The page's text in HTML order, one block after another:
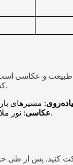
و عکاسی
کشف کنید. این منطقه به خصوص در فصل بهار و پاییز، حال و هوایی فوق‌العاده دل‌نشین دارد.
عکاسی: نور ملایم خورشید در ساعات طلایی روز، مناظری خیره‌کننده برای ثبت تصاویر ایجاد می‌کند.